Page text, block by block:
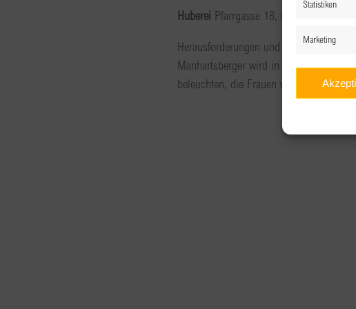
Statistiken
Marketing
Huberei Pfarrgasse 18, Linz
Herausforderungen und Chancen für
Manhartsberger wird in diesem Vortrag
beleuchten, die Frauen während der